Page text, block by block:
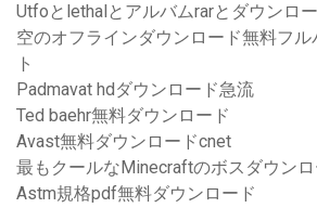
Utfoとlethalとアルバムrarとダウンロ
空のオフラインダウンロード無料フ
ト
Padmavat hdダウンロード急流
Ted baehr無料ダウンロード
Avast無料ダウンロードcnet
最もクールなMinecraftのボスダウンロ
Astm規格pdf無料ダウンロード